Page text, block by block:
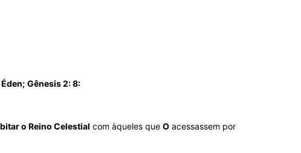
Gênesis 2: 8:
o Reino Celestial com àqueles que O acessassem por